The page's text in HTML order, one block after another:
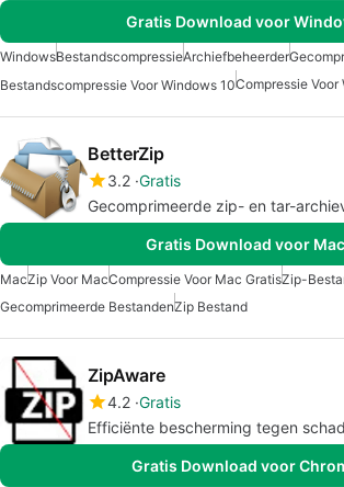
Gratis Download voor
WindowsBestandscompressieArchiefbeheerder
Bestandscompressie Voor Windows 10Compressie Voor
BetterZip
3.2 Gratis
Gecomprimeerde zip- en tar-
Gratis Download voor Mac
MacZip Voor MacCompressie Voor Mac GratisZip-
Gecomprimeerde BestandenZip Bestand
ZipAware
4.2 Gratis
Efficiënte bescherming tegen
Gratis Download voor